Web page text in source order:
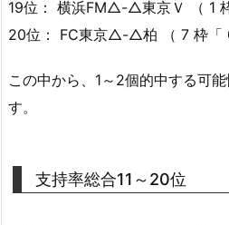
19位： 横浜FM△-△東京Ｖ （ 1
20位： FC東京△-△柏 （ 7 枠「
この中から、1～2個的中する可
す。
支持率総合11～20位